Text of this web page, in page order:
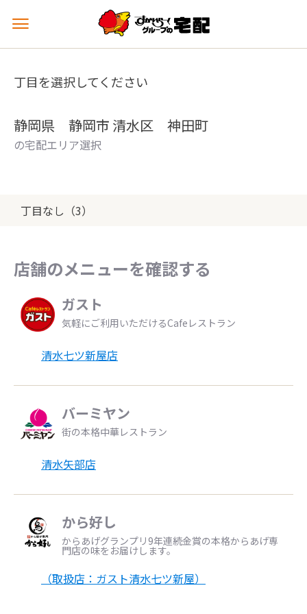
メ
ュ
を
丁目を選択してください
静岡県 静岡市 清水区 神田町
の宅配エリア選択
丁目なし（3）
店舗のメニューを確認する
ガスト
気軽にご利用いただけるCafeレストラン
清水七ツ新屋店
バーミヤン
街の本格中華レストラン
清水矢部店
から好し
からあげグランプリ9年連続金賞の本格からあげ専
門店の味をお届けします。
（取扱店：ガスト清水七ツ新屋）